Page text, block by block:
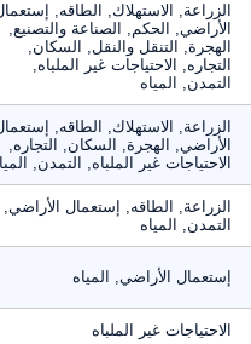
الزراعة, الاستهلاك, الطاقه,
الأراضي, الحكم, الصناعة والتصنيع,
الهجرة, التنقل والنقل, السكان,
التجاره, الاحتياجات غير الملباه,
التمدن, المياه
الزراعة, الاستهلاك, الطاقه,
الأراضي, الهجرة, السكان, التجاره,
الاحتياجات غير الملباه, التمدن,
الزراعة, الطاقه, إستعمال الأراضي,
التمدن, المياه
إستعمال الأراضي, المياه
الاحتياجات غير الملباه